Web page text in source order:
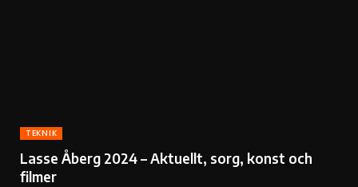
TEKNIK
Lasse Åberg 2024 – Aktuellt, sorg, konst och
filmer